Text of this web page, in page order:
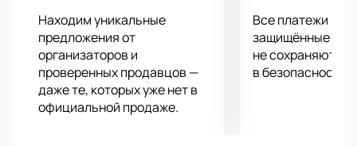
Находим уникальные
предложения от
организаторов и
проверенных продавцов —
даже те, которых уже нет в
официальной продаже.
Все платежи
защищённые
не сохраняются
в безопасности.